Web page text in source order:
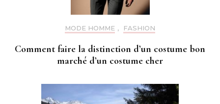
MODE HOMME , FASHION
Comment faire la distinction d’un costume bon
marché d’un costume cher